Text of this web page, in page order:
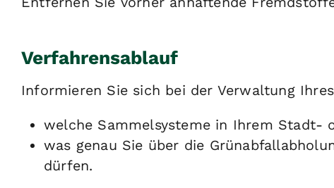
Verfahrensablauf
Informieren Sie sich bei der Verwaltung
welche Sammelsysteme in Ihrem Stadt-
was genau Sie über die
dürfen.